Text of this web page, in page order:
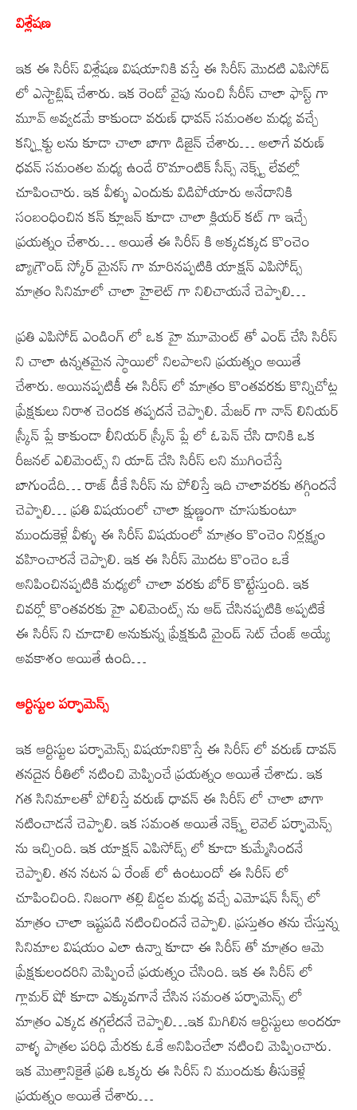
విశ్లేషణ
ఇక ఈ సిరీస్ విశ్లేషణ విషయానికి వస్తే ఈ సిరీస్ మొదటి ఎపిసోడ్
లో ఎస్టాబ్లిష్ చేశారు. ఇక రెండో వైపు నుంచి సీరీస్ చాలా ఫాస్ట్ గా
మూవ్ అవ్వడమే కాకుండా వరుణ్ ధావన్ సమంతల మధ్య వచ్చే
కన్ఫ్లిక్టు లను కూడా చాలా బాగా డిజైన్ చేశారు… అలాగే వరుణ్
ధవన్ సమంతల మధ్య ఉండే రొమాంటిక్ సీన్స్ నెక్స్ట్ లేవల్లో
చూపించారు. ఇక వీళ్ళు ఎందుకు విడిపోయారు అనేదానికి
సంబంధించిన కన్ క్లూజన్ కూడా చాలా క్లియర్ కట్ గా ఇచ్చే
ప్రయత్నం చేశారు… అయితే ఈ సిరీస్ కి అక్కడక్కడ కొంచెం
బ్యాగ్రౌండ్ స్కోర్ మైనస్ గా మారినప్పటికి యాక్షన్ ఎపిసోడ్స్
మాత్రం సినిమాలో చాలా హైలెట్ గా నిలిచాయనే చెప్పాలి…
ప్రతి ఎపిసోడ్ ఎండింగ్ లో ఒక హై మూమెంట్ తో ఎండ్ చేసి సిరీస్
ని చాలా ఉన్నతమైన స్థాయిలో నిలపాలని ప్రయత్నం అయితే
చేశారు. అయినప్పటికీ ఈ సిరీస్ లో మాత్రం కొంతవరకు కొన్నిచోట్ల
ప్రేక్షకులు నిరాశ చెందక తప్పదనే చెప్పాలి. మేజర్ గా నాన్ లినియర్
స్క్రీన్ ప్లే కాకుండా లీనియర్ స్క్రీన్ ప్లే లో ఓపెన్ చేసి దానికి ఒక
రీజనల్ ఎలిమెంట్స్ ని యాడ్ చేసి సిరీస్ లని ముగించేస్తే
బాగుండేది… రాజ్ డీకే సిరీస్ ను పోలిస్తే ఇది చాలావరకు తగ్గిందనే
చెప్పాలి… ప్రతి విషయంలో చాలా క్షుణ్ణంగా చూసుకుంటూ
ముందుకెళ్లే వీళ్ళు ఈ సిరీస్ విషయంలో మాత్రం కొంచెం నిర్లక్ష్యం
వహించారనే చెప్పాలి. ఇక ఈ సిరీస్ మొదట కొంచెం ఒకే
అనిపించినప్పటికి మధ్యలో చాలా వరకు బోర్ కొట్టేస్తుంది. ఇక
చివర్లో కొంతవరకు హై ఎలిమెంట్స్ ను ఆడ్ చేసినప్పటికి అప్పటికే
ఈ సిరీస్ ని చూడాలి అనుకున్న ప్రేక్షకుడి మైండ్ సెట్ చేంజ్ అయ్యే
అవకాశం అయితే ఉంది…
ఆర్టిస్టుల పర్ఫామెన్స్
ఇక ఆర్టిస్టుల పర్ఫామెన్స్ విషయానికొస్తే ఈ సిరీస్ లో వరుణ్ దావన్
తనదైన రీతిలో నటించి మెప్పించే ప్రయత్నం అయితే చేశాడు. ఇక
గత సినిమాలతో పోలిస్తే వరుణ్ ధావన్ ఈ సిరీస్ లో చాలా బాగా
నటించాడనే చెప్పాలి. ఇక సమంత అయితే నెక్స్ట్ లెవెల్ పర్ఫామెన్స్
ను ఇచ్చింది. ఇక యాక్షన్ ఎపిసోడ్స్ లో కూడా కుమ్మేసిందనే
చెప్పాలి. తన నటన ఏ రేంజ్ లో ఉంటుందో ఈ సిరీస్ లో
చూపించింది. నిజంగా తల్లి బిడ్డల మధ్య వచ్చే ఎమోషన్ సీన్స్ లో
మాత్రం చాలా ఇష్టపడి నటించిందనే చెప్పాలి. ప్రస్తుతం తను చేస్తున్న
సినిమాల విషయం ఎలా ఉన్నా కూడా ఈ సిరీస్ తో మాత్రం ఆమె
ప్రేక్షకులందరిని మెప్పించే ప్రయత్నం చేసింది. ఇక ఈ సిరీస్ లో
గ్లామర్ షో కూడా ఎక్కువగానే చేసిన సమంత పర్ఫామెన్స్ లో
మాత్రం ఎక్కడ తగ్గలేదనే చెప్పాలి…ఇక మిగిలిన ఆర్టిస్టులు అందరూ
వాళ్ళ పాత్రల పరిధి మేరకు ఓకే అనిపించేలా నటించి మెప్పించారు.
ఇక మొత్తానికైతే ప్రతి ఒక్కరు ఈ సిరీస్ ని ముందుకు తీసుకెళ్లే
ప్రయత్నం అయితే చేశారు…